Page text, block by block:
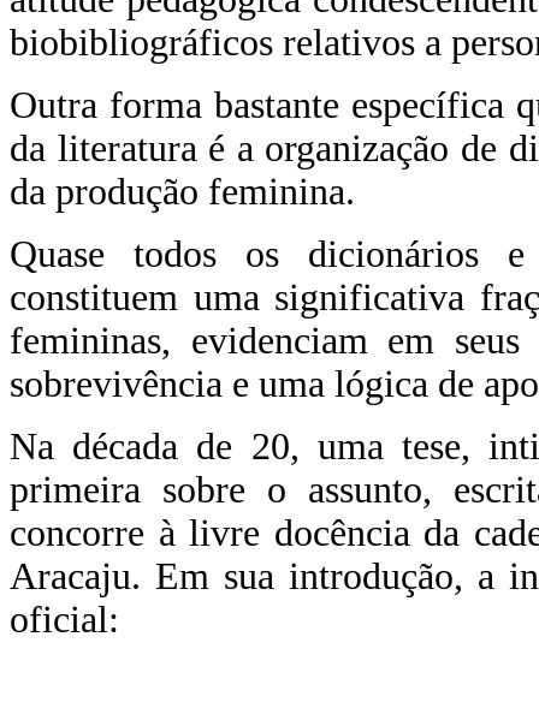
biobibliográficos relativos a
Outra forma bastante específica
da literatura é a organização de
da produção feminina.
Quase todos os dicionários
constituem uma significativa
femininas, evidenciam em
sobrevivência e uma lógica de
Na década de 20, uma tese,
primeira sobre o assunto,
concorre à livre docência da
Aracaju. Em sua introdução, a
oficial: